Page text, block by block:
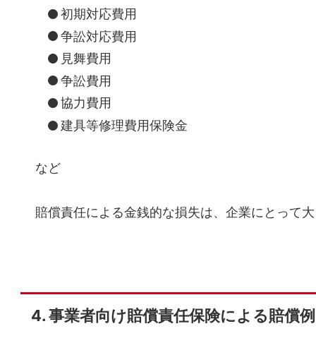
初期対応費用
争訟対応費用
見舞費用
争訟費用
協力費用
建具等修理費用保険金
など
賠償責任による金銭的な損失は、企業にとって
事業者向け賠償責任保険による賠償例